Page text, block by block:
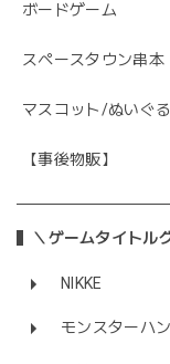
ボードゲーム
スペースタウン串
マスコット/ぬいぐ
【事後物販】
＼ゲームタイトル
NIKKE
モンスターハ